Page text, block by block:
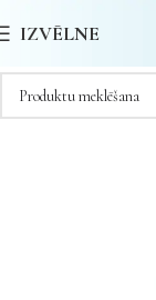
IZVĒLNE